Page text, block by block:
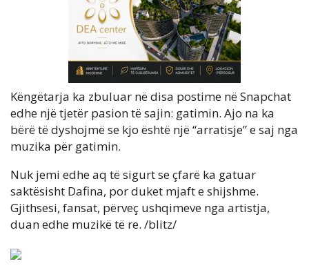
Këngëtarja ka zbuluar në disa postime në Snapchat
edhe një tjetër pasion të sajin: gatimin. Ajo na ka
bërë të dyshojmë se kjo është një “arratisje” e saj nga
muzika për gatimin.
Nuk jemi edhe aq të sigurt se çfarë ka gatuar
saktësisht Dafina, por duket mjaft e shijshme.
Gjithsesi, fansat, përveç ushqimeve nga artistja,
duan edhe muzikë të re. /blitz/